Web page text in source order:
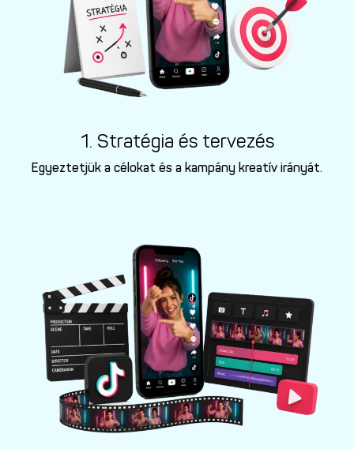
1. Stratégia és tervezés
Egyeztetjük a célokat és a kampány kreatív irányát.